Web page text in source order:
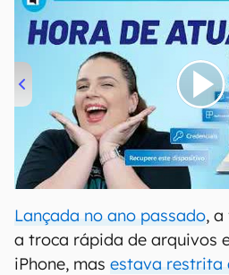
00:00 04:52
Lançada no ano passado,
a troca rápida de arquivos
iPhone, mas estava restrita